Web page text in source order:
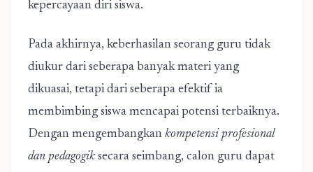
kepercayaan diri siswa.
Pada akhirnya, keberhasilan seorang guru tidak
diukur dari seberapa banyak materi yang
dikuasai, tetapi dari seberapa efektif ia
membimbing siswa mencapai potensi terbaiknya.
Dengan mengembangkan kompetensi profesional
dan pedagogiksecara seimbang, calon guru dapat